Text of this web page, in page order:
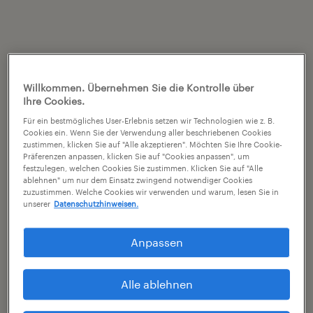
Willkommen. Übernehmen Sie die Kontrolle über
Ihre Cookies.
Für ein bestmögliches User-Erlebnis setzen wir Technologien wie z. B.
Cookies ein. Wenn Sie der Verwendung aller beschriebenen Cookies
zustimmen, klicken Sie auf "Alle akzeptieren". Möchten Sie Ihre Cookie-
Präferenzen anpassen, klicken Sie auf "Cookies anpassen", um
festzulegen, welchen Cookies Sie zustimmen. Klicken Sie auf "Alle
ablehnen" um nur dem Einsatz zwingend notwendiger Cookies
zuzustimmen. Welche Cookies wir verwenden und warum, lesen Sie in
unserer Datenschutzhinweisen.
Anpassen
Alle ablehnen